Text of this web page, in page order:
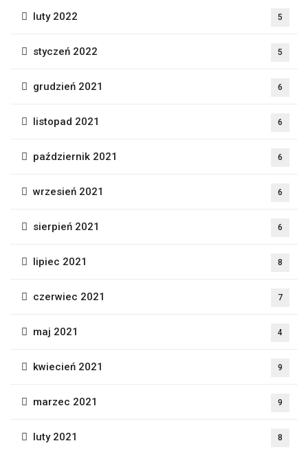
luty 2022 5
styczeń 2022 5
grudzień 2021 6
listopad 2021 6
październik 2021 6
wrzesień 2021 6
sierpień 2021 6
lipiec 2021 8
czerwiec 2021 7
maj 2021 4
kwiecień 2021 9
marzec 2021 9
luty 2021 8